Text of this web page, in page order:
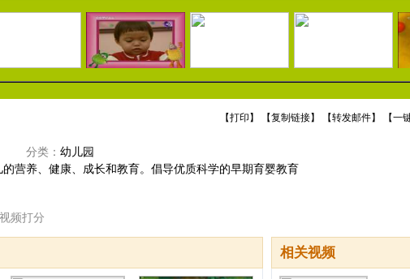
【打印 】 【复制链接】 【转发邮件】 【一
分类： 幼儿园
营养、健康、成长和教育。倡导优质科学的早期育婴教育
视频打分
相关视频